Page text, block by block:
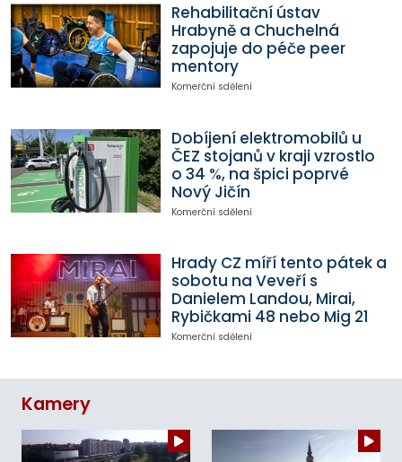
Rehabilitační ústav
Hrabyně a Chuchelná
zapojuje do péče peer
mentory
Komerční sdělení
Dobíjení elektromobilů u
ČEZ stojanů v kraji vzrostlo
o 34 %, na špici poprvé
Nový Jičín
Komerční sdělení
Hrady CZ míří tento pátek a
sobotu na Veveří s
Danielem Landou, Mirai,
Rybičkami 48 nebo Mig 21
Komerční sdělení
Kamery